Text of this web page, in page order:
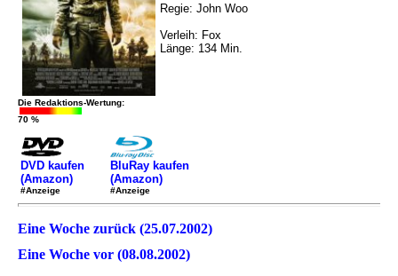
Regie: John Woo
Verleih: Fox
Länge: 134 Min.
Die Redaktions-Wertung:
70 %
DVD kaufen
(Amazon)
#Anzeige
BluRay kaufen
(Amazon)
#Anzeige
Eine Woche zurück (25.07.2002)
Eine Woche vor (08.08.2002)